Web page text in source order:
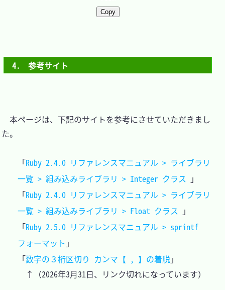
Copy
4.　参考サイト
本ページは、下記のサイトを参考にさせていただきまし
た。
「Ruby 2.4.0 リファレンスマニュアル > ライブラリ
一覧 > 組み込みライブラリ > Integer クラス 」
「Ruby 2.4.0 リファレンスマニュアル > ライブラリ
一覧 > 組み込みライブラリ > Float クラス 」
「Ruby 2.5.0 リファレンスマニュアル > sprintf
フォーマット 」
「数字の３桁区切り カンマ【 , 】の着脱」